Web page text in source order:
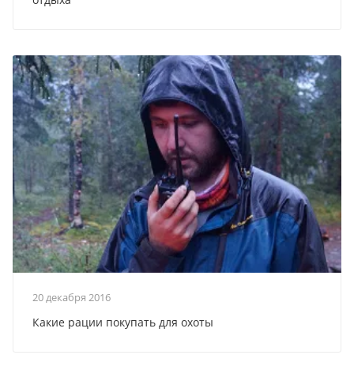
20 декабря 2016
Какие рации покупать для охоты